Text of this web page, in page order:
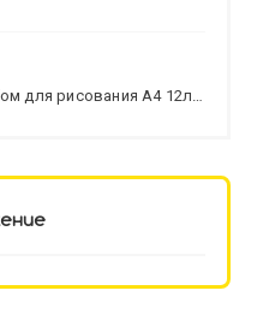
для рисования А4 12л.